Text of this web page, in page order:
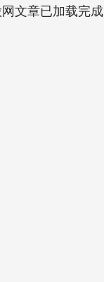
文章已加载完成